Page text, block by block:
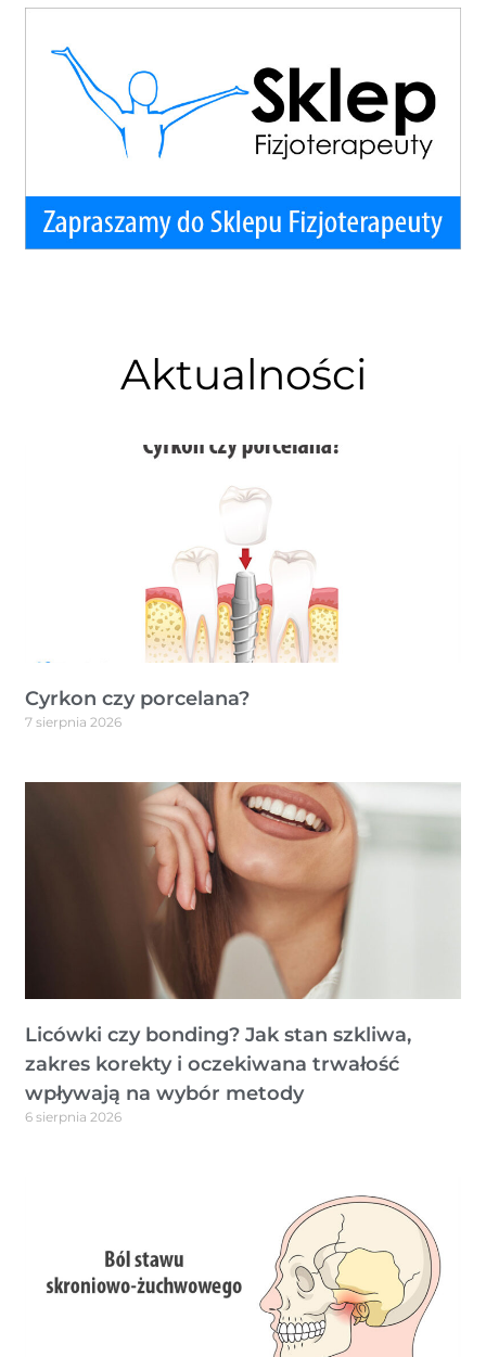
Aktualności
Cyrkon czy porcelana?
7 sierpnia 2026
Licówki czy bonding? Jak stan szkliwa,
zakres korekty i oczekiwana trwałość
wpływają na wybór metody
6 sierpnia 2026